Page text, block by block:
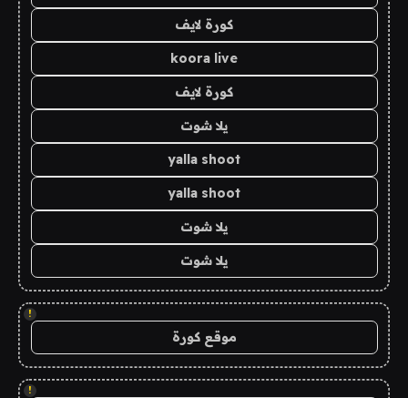
كورة لايف
koora live
كورة لايف
يلا شوت
yalla shoot
yalla shoot
يلا شوت
يلا شوت
!
موقع كورة
!